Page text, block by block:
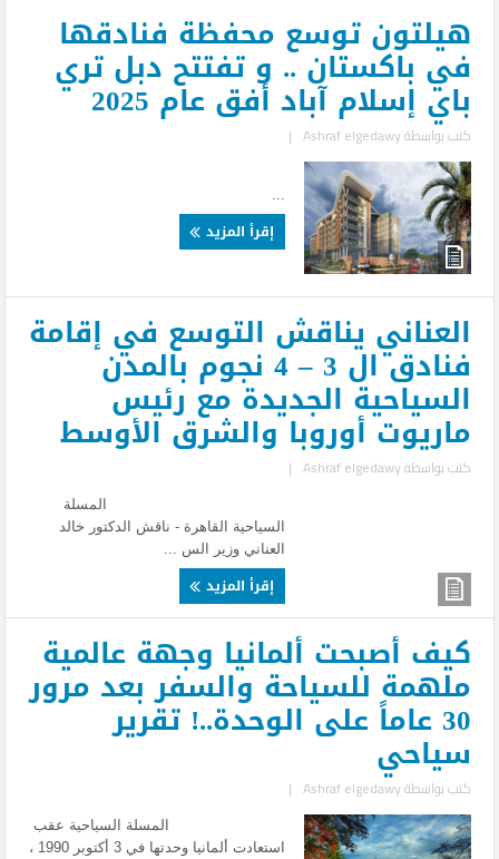
هيلتون توسع محفظة فنادقها
في باكستان .. و تفتتح دبل تري
باي إسلام آباد أفق عام 2025
كتب بواسطةAshraf elgedawy
|
إقرأ المزيد
العناني يناقش التوسع في إقامة
فنادق ال 3 – 4 نجوم بالمدن
السياحية الجديدة مع رئيس
ماريوت أوروبا والشرق الأوسط
كتب بواسطةAshraf elgedawy
|
المسلة
السياحية القاهرة - ناقش الدكتور خالد
العناني وزير الس ...
إقرأ المزيد
كيف أصبحت ألمانيا وجهة عالمية
ملهمة للسياحة والسفر بعد مرور
30 عاماً على الوحدة..! تقرير
سياحي
كتب بواسطةAshraf elgedawy
|
المسلة السياحية عقب
استعادت ألمانيا وحدتها في 3 أكتوبر 1990 ،